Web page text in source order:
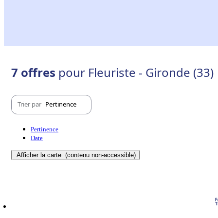
7 offres pour Fleuriste - Gironde (33)
Trier par Pertinence
Pertinence
Date
Afficher la carte (contenu non-accessible)